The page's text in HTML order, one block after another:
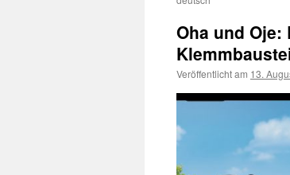
Oha und Oje:
Veröffentlicht am 13.